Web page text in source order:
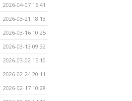
2026-04-07 16:41
2026-03-21 18:13
2026-03-16 10:25
2026-03-13 09:32
2026-03-02 15:10
2026-02-24 20:11
2026-02-17 10:28